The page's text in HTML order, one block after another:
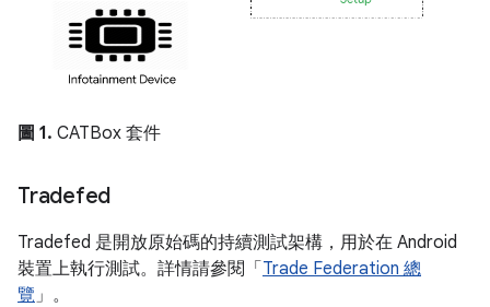
圖 1. CATBox 套件
Tradefed
Tradefed 是開放原始碼的持續測試架構，用於在 Android
裝置上執行測試。詳情請參閱「Trade Federation 總
覽 」。